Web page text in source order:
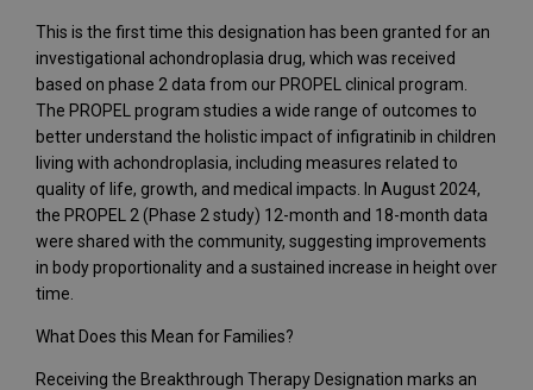
This is the first time this designation has been granted for an
investigational achondroplasia drug, which was received
based on phase 2 data from our PROPEL clinical program.
The PROPEL program studies a wide range of outcomes to
better understand the holistic impact of infigratinib in children
living with achondroplasia, including measures related to
quality of life, growth, and medical impacts. In August 2024,
the PROPEL 2 (Phase 2 study) 12-month and 18-month data
were shared with the community, suggesting improvements
in body proportionality and a sustained increase in height over
time.
What Does this Mean for Families?
Receiving the Breakthrough Therapy Designation marks an